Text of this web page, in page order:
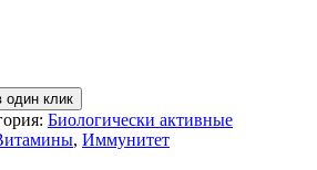
один клик
Биологически активные
, Иммунитет